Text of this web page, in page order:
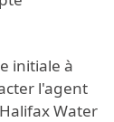
initiale à
l'agent
Water